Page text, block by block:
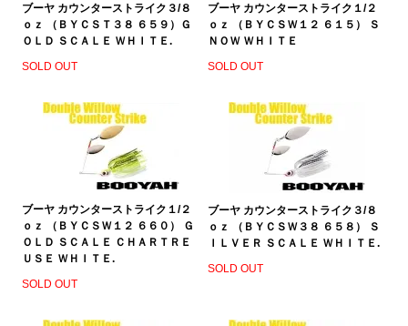
ブーヤ カウンターストライク３/８
ｏｚ （ＢＹＣＳＴ３８ ６５９）Ｇ
ＯＬＤ ＳＣＡＬＥ ＷＨＩＴＥ.
SOLD OUT
ブーヤ カウンターストライク１/２
ｏｚ （ＢＹＣＳＷ１２ ６１５） Ｓ
ＮＯＷ ＷＨＩＴＥ
SOLD OUT
ブーヤ カウンターストライク１/２
ｏｚ （ＢＹＣＳＷ１２ ６６０） Ｇ
ＯＬＤ ＳＣＡＬＥ ＣＨＡＲＴＲＥ
ＵＳＥ ＷＨＩＴＥ.
SOLD OUT
ブーヤ カウンターストライク３/８
ｏｚ （ＢＹＣＳＷ３８ ６５８） Ｓ
ＩＬＶＥＲ ＳＣＡＬＥ ＷＨＩＴＥ.
SOLD OUT